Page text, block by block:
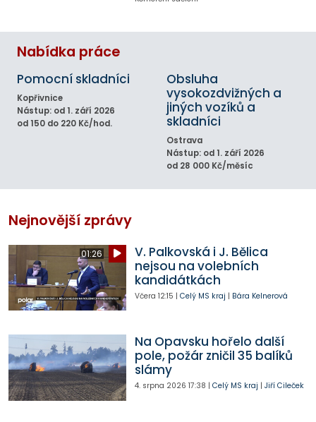
Nabídka práce
Pomocní skladníci
Kopřivnice
Nástup: od 1. září 2026
od 150 do 220 Kč/hod.
Obsluha
vysokozdvižných a
jiných vozíků a
skladníci
Ostrava
Nástup: od 1. září 2026
od 28 000 Kč/měsíc
Nejnovější zprávy
01:26
V. Palkovská i J. Bělica
nejsou na volebních
kandidátkách
Včera 12:15 | Celý MS kraj | Bára Kelnerová
Na Opavsku hořelo další
pole, požár zničil 35 balíků
slámy
4. srpna 2026 17:38 | Celý MS kraj | Jiří Cileček